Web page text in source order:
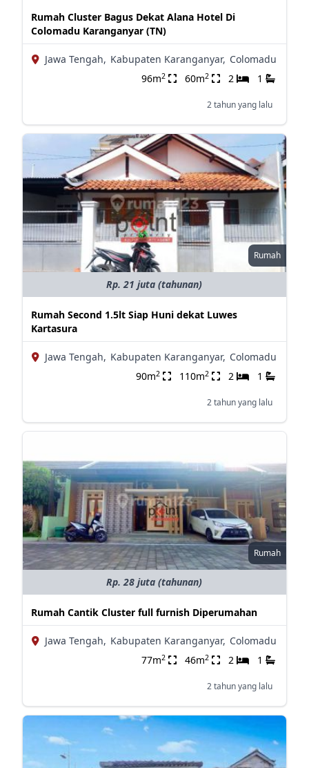
Rumah Cluster Bagus Dekat Alana Hotel Di
Colomadu Karanganyar (TN)
Jawa Tengah, Kabupaten Karanganyar, Colomadu
96m2 60m2 2 1
2 tahun yang lalu
Rumah
Rp. 21 juta (tahunan)
Rumah Second 1.5lt Siap Huni dekat Luwes
Kartasura
Jawa Tengah, Kabupaten Karanganyar, Colomadu
90m2 110m2 2 1
2 tahun yang lalu
Rumah
Rp. 28 juta (tahunan)
Rumah Cantik Cluster full furnish Diperumahan
Jawa Tengah, Kabupaten Karanganyar, Colomadu
77m2 46m2 2 1
2 tahun yang lalu